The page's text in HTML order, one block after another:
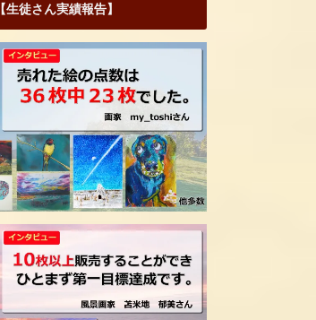
【生徒さん実績報告】